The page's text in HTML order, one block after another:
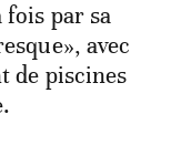
par sa
avec
de piscines